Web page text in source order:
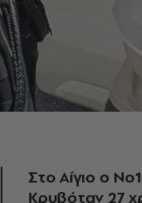
Στο Αίγιο ο
Κρυβόταν 27